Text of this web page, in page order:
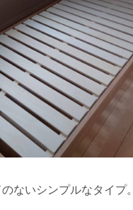
ないシンプルなタイプ。